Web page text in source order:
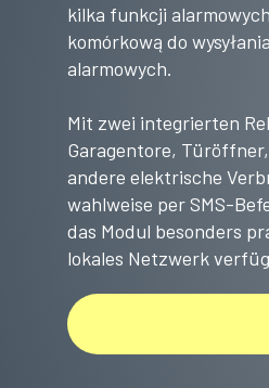
kilka funkcji
komórkową do
alarmowych.
Mit zwei integrierten
Garagentore,
andere elektrische
wahlweise per SMS-
das Modul besonders
lokales Netzwerk